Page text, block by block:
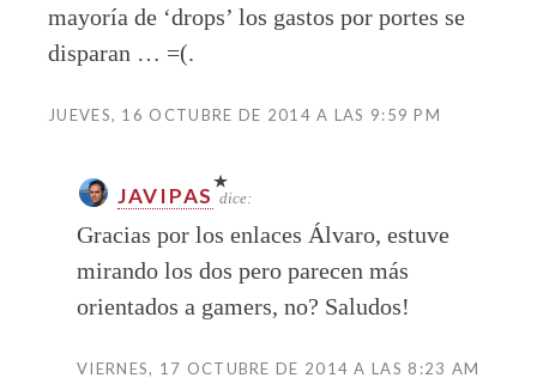
mayoría de ‘drops’ los gastos por portes se
disparan … =(.
JUEVES, 16 OCTUBRE DE 2014 A LAS 9:59 PM
JAVIPAS dice:
Gracias por los enlaces Álvaro, estuve
mirando los dos pero parecen más
orientados a gamers, no? Saludos!
VIERNES, 17 OCTUBRE DE 2014 A LAS 8:23 AM